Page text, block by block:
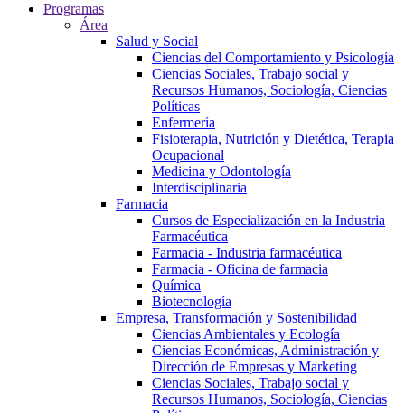
Programas
Área
Salud y Social
Ciencias del Comportamiento y Psicología
Ciencias Sociales, Trabajo social y
Recursos Humanos, Sociología, Ciencias
Políticas
Enfermería
Fisioterapia, Nutrición y Dietética, Terapia
Ocupacional
Medicina y Odontología
Interdisciplinaria
Farmacia
Cursos de Especialización en la Industria
Farmacéutica
Farmacia - Industria farmacéutica
Farmacia - Oficina de farmacia
Química
Biotecnología
Empresa, Transformación y Sostenibilidad
Ciencias Ambientales y Ecología
Ciencias Económicas, Administración y
Dirección de Empresas y Marketing
Ciencias Sociales, Trabajo social y
Recursos Humanos, Sociología, Ciencias